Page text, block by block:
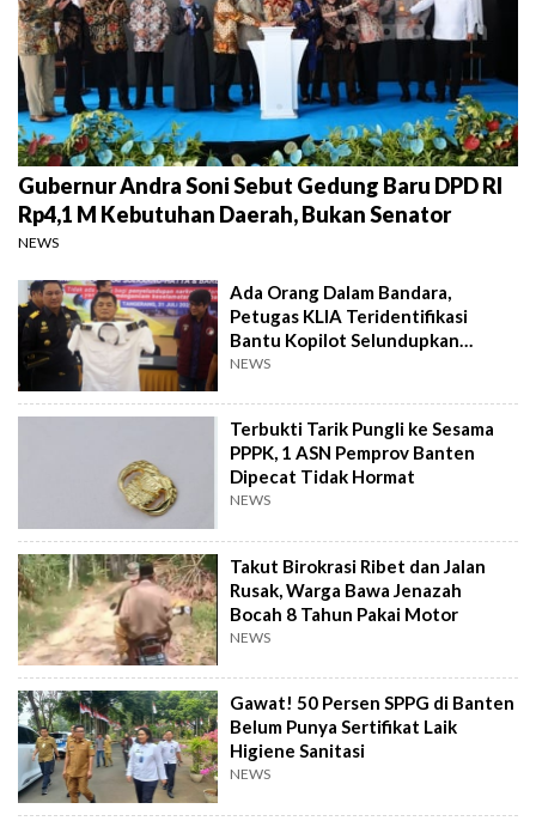
Gubernur Andra Soni Sebut Gedung Baru DPD RI
Rp4,1 M Kebutuhan Daerah, Bukan Senator
NEWS
Ada Orang Dalam Bandara,
Petugas KLIA Teridentifikasi
Bantu Kopilot Selundupkan
Ekstasi ke Indonesia
NEWS
Terbukti Tarik Pungli ke Sesama
PPPK, 1 ASN Pemprov Banten
Dipecat Tidak Hormat
NEWS
Takut Birokrasi Ribet dan Jalan
Rusak, Warga Bawa Jenazah
Bocah 8 Tahun Pakai Motor
NEWS
Gawat! 50 Persen SPPG di Banten
Belum Punya Sertifikat Laik
Higiene Sanitasi
NEWS